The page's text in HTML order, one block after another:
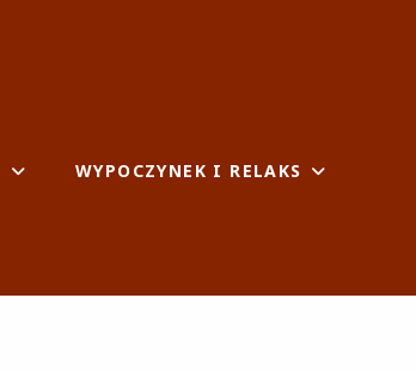
WYPOCZYNEK I RELAKS